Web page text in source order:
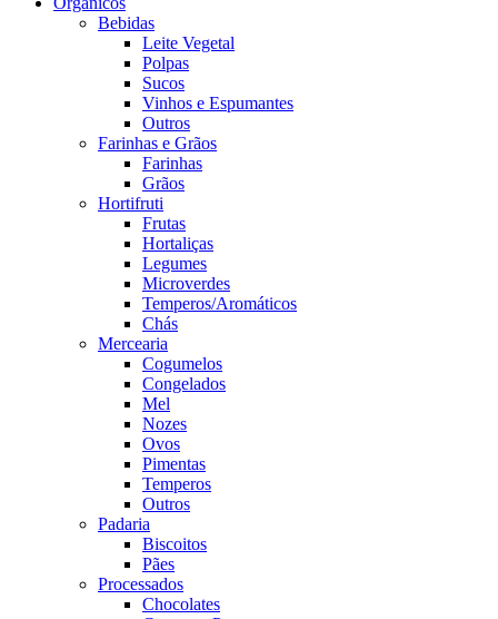
Bebidas
Leite Vegetal
Polpas
Sucos
Vinhos e Espumantes
Outros
Farinhas e Grãos
Farinhas
Grãos
Hortifruti
Frutas
Hortaliças
Legumes
Microverdes
Temperos/Aromáticos
Chás
Mercearia
Cogumelos
Congelados
Mel
Nozes
Ovos
Pimentas
Temperos
Outros
Padaria
Biscoitos
Pães
Processados
Chocolates